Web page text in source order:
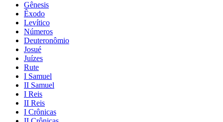
Gênesis
Êxodo
Levítico
Números
Deuteronômio
Josué
Juízes
Rute
I Samuel
II Samuel
I Reis
II Reis
I Crônicas